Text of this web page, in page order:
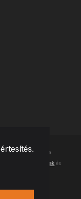
jog fenntartva
Használati feltételek és